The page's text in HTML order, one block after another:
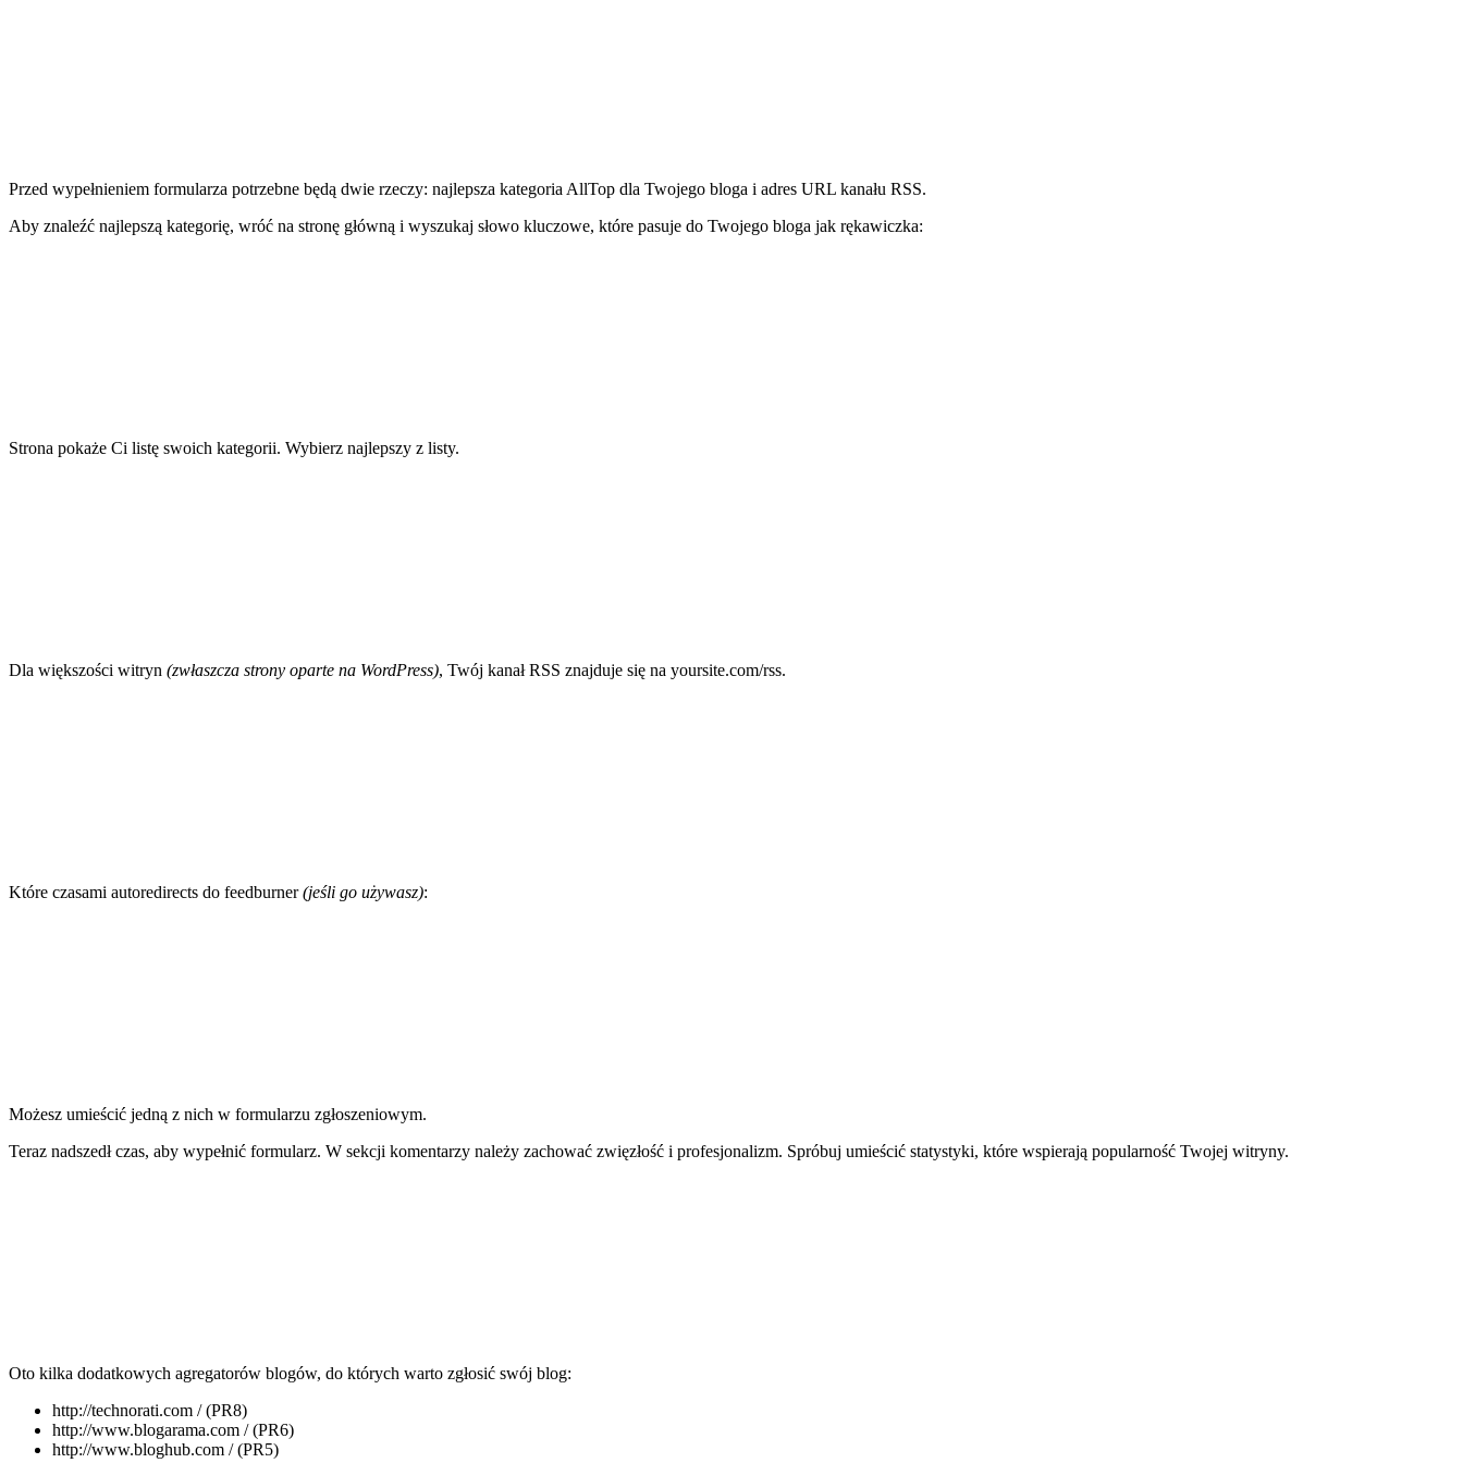
Przed wypełnieniem formularza potrzebne będą dwie rzeczy: najlepsza kategoria AllTop dla Twojego bloga i adres URL kanału RSS.
Aby znaleźć najlepszą kategorię, wróć na stronę główną i wyszukaj słowo kluczowe, które pasuje do Twojego bloga jak rękawiczka:
Strona pokaże Ci listę swoich kategorii. Wybierz najlepszy z listy.
Dla większości witryn (zwłaszcza strony oparte na WordPress), Twój kanał RSS znajduje się na yoursite.com/rss.
Które czasami autoredirects do feedburner(jeśli go używasz):
Możesz umieścić jedną z nich w formularzu zgłoszeniowym.
Teraz nadszedł czas, aby wypełnić formularz. W sekcji komentarzy należy zachować zwięzłość i profesjonalizm. Spróbuj umieścić statystyki, które wspierają popularność Twojej witryny.
Oto kilka dodatkowych agregatorów blogów, do których warto zgłosić swój blog:
http://technorati.com / (PR8)
http://www.blogarama.com / (PR6)
http://www.bloghub.com / (PR5)